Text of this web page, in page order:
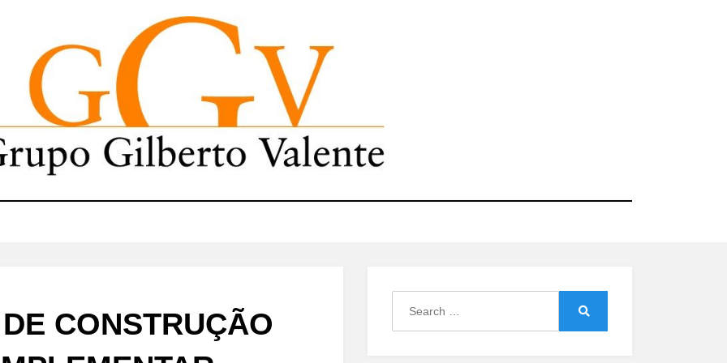
CONSTRUÇÃO